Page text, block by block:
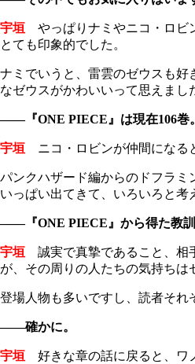
宇垣 やっぱりナミやニコ・ロビ
とても印象的でした。
ナミでいうと、雷雲のゼウスも
なゼウスがかわいいって思えまし
――『ONE PIECE』は現在106巻
宇垣 ニコ・ロビンが仲間になる
パンクハザード編からのドフラ
いっぱい出てきて、いろいろと考
――『ONE PIECE』から得た教訓
宇垣 誠実で真摯であること、相
が、その周りの人たちの気持ちは
登場人物も多いですし、読者それ
――確かに。
宇垣 好きな章の話に戻ると、ワ